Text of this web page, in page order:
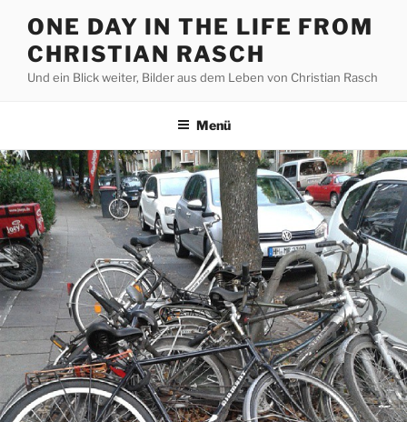
Inhalt
springen
ONE DAY IN THE LIFE FROM
CHRISTIAN RASCH
Und ein Blick weiter, Bilder aus dem Leben von Christian Rasch
Menü